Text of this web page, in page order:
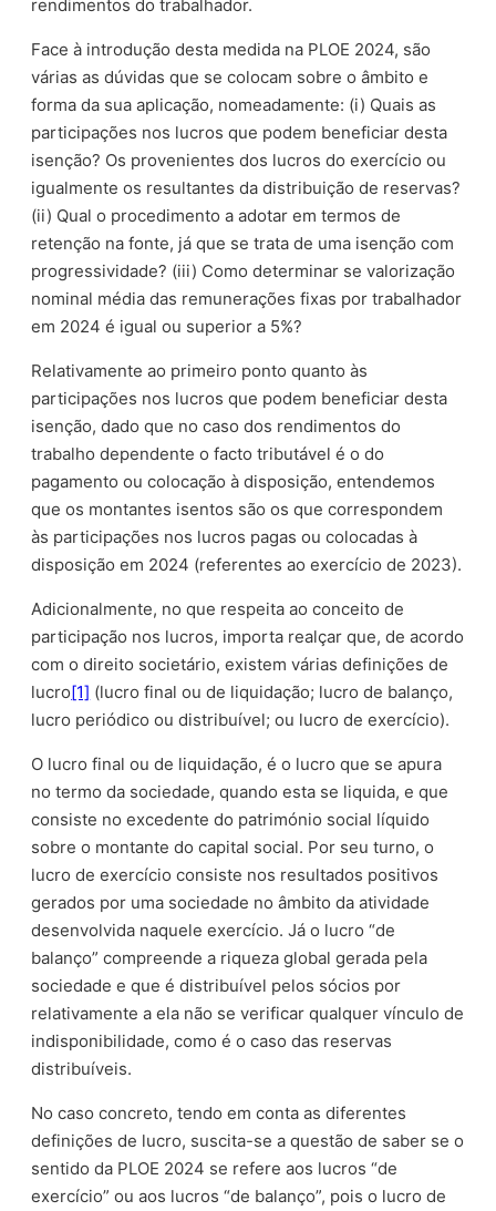
rendimentos do trabalhador.
Face à introdução desta medida na PLOE 2024, são
várias as dúvidas que se colocam sobre o âmbito e
forma da sua aplicação, nomeadamente: (i) Quais as
participações nos lucros que podem beneficiar desta
isenção? Os provenientes dos lucros do exercício ou
igualmente os resultantes da distribuição de reservas?
(ii) Qual o procedimento a adotar em termos de
retenção na fonte, já que se trata de uma isenção com
progressividade? (iii) Como determinar se valorização
nominal média das remunerações fixas por trabalhador
em 2024 é igual ou superior a 5%?
Relativamente ao primeiro ponto quanto às
participações nos lucros que podem beneficiar desta
isenção, dado que no caso dos rendimentos do
trabalho dependente o facto tributável é o do
pagamento ou colocação à disposição, entendemos
que os montantes isentos são os que correspondem
às participações nos lucros pagas ou colocadas à
disposição em 2024 (referentes ao exercício de 2023).
Adicionalmente, no que respeita ao conceito de
participação nos lucros, importa realçar que, de acordo
com o direito societário, existem várias definições de
lucro[1] (lucro final ou de liquidação; lucro de balanço,
lucro periódico ou distribuível; ou lucro de exercício).
O lucro final ou de liquidação, é o lucro que se apura
no termo da sociedade, quando esta se liquida, e que
consiste no excedente do património social líquido
sobre o montante do capital social. Por seu turno, o
lucro de exercício consiste nos resultados positivos
gerados por uma sociedade no âmbito da atividade
desenvolvida naquele exercício. Já o lucro “de
balanço” compreende a riqueza global gerada pela
sociedade e que é distribuível pelos sócios por
relativamente a ela não se verificar qualquer vínculo de
indisponibilidade, como é o caso das reservas
distribuíveis.
No caso concreto, tendo em conta as diferentes
definições de lucro, suscita-se a questão de saber se o
sentido da PLOE 2024 se refere aos lucros “de
exercício” ou aos lucros “de balanço”, pois o lucro de